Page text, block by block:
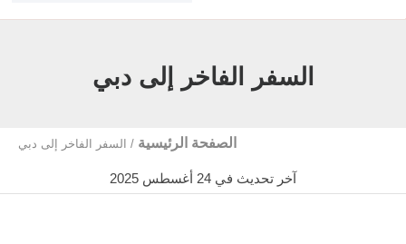
السفر الفاخر إلى دبي
الصفحة الرئيسية / السفر الفاخر إلى دبي
آخر تحديث في 24 أغسطس 2025